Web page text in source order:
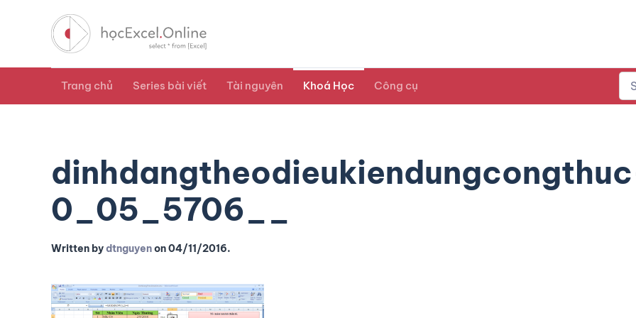
Trang chủ Series bài viết Tài nguyên Khoá Học Công cụ
0_05_5706__
Written bydtnguyenon04/11/2016.